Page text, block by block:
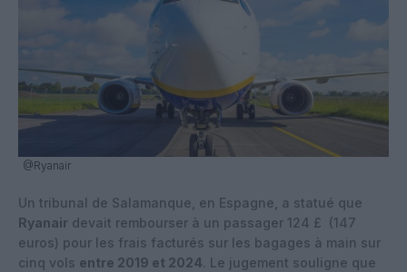
@Ryanair
Un tribunal de Salamanque, en Espagne, a statué que
Ryanair devait rembourser à un passager 124 £ (147
euros) pour les frais facturés sur les bagages à main sur
cinq vols entre 2019 et 2024. Le jugement souligne que